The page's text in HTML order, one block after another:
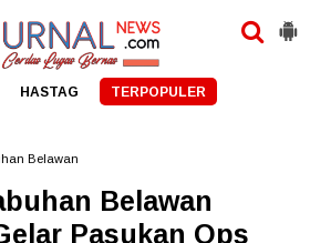
HASTAG TERPOPULER
Belawan
Belawan
Pasukan Ops